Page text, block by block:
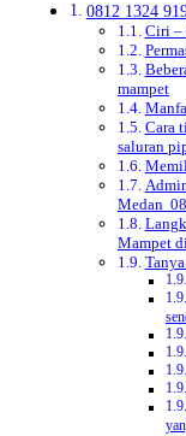
0812 1324
Ciri –
mampet
Cara
saluran
Medan
Mampet